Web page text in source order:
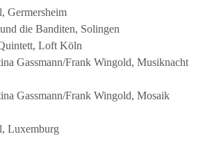
Germersheim
die Banditen, Solingen
Loft Köln
Gassmann/Frank Wingold, Musiknacht
Gassmann/Frank Wingold, Mosaik
Luxemburg